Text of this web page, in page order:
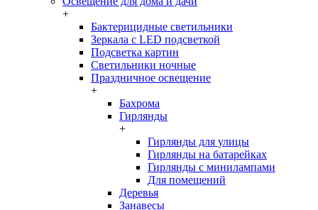
+
Бактерицидные светильники
Зеркала с LED подсветкой
Подсветка картин
Светильники ночные
Праздничное освещение
+
Бахрома
Гирлянды
+
Гирлянды для улицы
Гирлянды на батарейках
Гирлянды с минилампами
Для помещений
Деревья
Занавесы